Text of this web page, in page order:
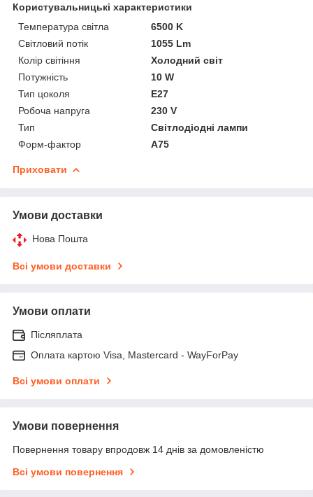
Користувальницькі характеристики
Температура світла
6500 K
Світловий потік
1055 Lm
Колір світіння
Холодний світ
Потужність
10 W
Тип цоколя
E27
Робоча напруга
230 V
Тип
Світлодіодні лампи
Форм-фактор
A75
Приховати
Умови доставки
Нова Пошта
Всі умови доставки
Умови оплати
Післяплата
Оплата картою Visa, Mastercard - WayForPay
Всі умови оплати
Умови повернення
Повернення товару впродовж 14 днів за домовленістю
Всі умови повернення